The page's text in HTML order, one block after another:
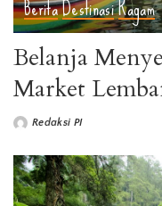
BeritaDestinasiRagam
Belanja
Market
Redaksi PI